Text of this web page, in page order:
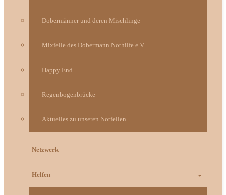
Dobermänner und deren Mischlinge
Mixfelle des Dobermann Nothilfe e.V.
Happy End
Regenbogenbrücke
Aktuelles zu unseren Notfellen
Netzwerk
Helfen